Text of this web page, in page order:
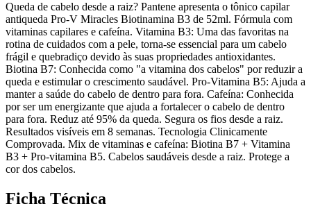
Queda de cabelo desde a raiz? Pantene apresenta o tônico capilar
antiqueda Pro-V Miracles Biotinamina B3 de 52ml. Fórmula com
vitaminas capilares e cafeína. Vitamina B3: Uma das favoritas na
rotina de cuidados com a pele, torna-se essencial para um cabelo
frágil e quebradiço devido às suas propriedades antioxidantes.
Biotina B7: Conhecida como "a vitamina dos cabelos" por reduzir a
queda e estimular o crescimento saudável. Pro-Vitamina B5: Ajuda a
manter a saúde do cabelo de dentro para fora. Cafeína: Conhecida
por ser um energizante que ajuda a fortalecer o cabelo de dentro
para fora. Reduz até 95% da queda. Segura os fios desde a raiz.
Resultados visíveis em 8 semanas. Tecnologia Clinicamente
Comprovada. Mix de vitaminas e cafeína: Biotina B7 + Vitamina
B3 + Pro-vitamina B5. Cabelos saudáveis desde a raiz. Protege a
cor dos cabelos.
Ficha Técnica